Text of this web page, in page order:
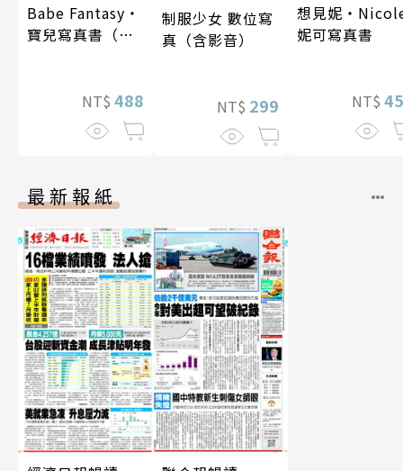
Babe Fantasy‧
寶兒寫真書（加
NT$ 488
制服少女 數位寫
真（含影音）
NT$ 299
想見妮
妮可寫真書
NT$
最新報紙